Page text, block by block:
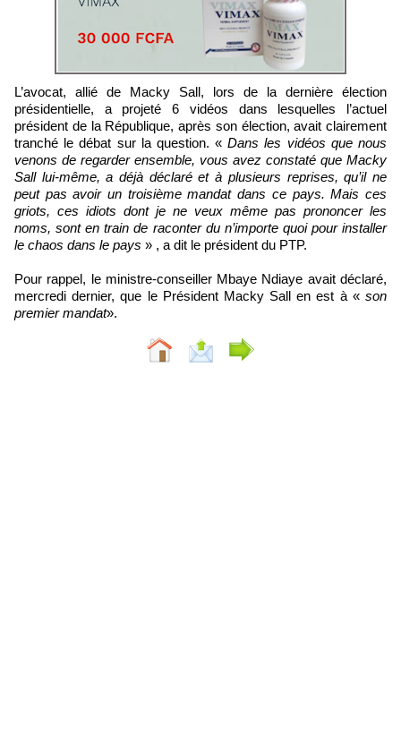
L’avocat, allié de Macky Sall, lors de la dernière élection
présidentielle, a projeté 6 vidéos dans lesquelles l’actuel
président de la République, après son élection, avait clairement
tranché le débat sur la question. «Dans les vidéos que nous
venons de regarder ensemble, vous avez constaté que Macky
Sall lui-même, a déjà déclaré et à plusieurs reprises, qu’il ne
peut pas avoir un troisième mandat dans ce pays. Mais ces
griots, ces idiots dont je ne veux même pas prononcer les
noms, sont en train de raconter du n’importe quoi pour installer
le chaos dans le pays » , a dit le président du PTP.
Pour rappel, le ministre-conseiller Mbaye Ndiaye avait déclaré,
mercredi dernier, que le Président Macky Sall en est à « son
premier mandat».